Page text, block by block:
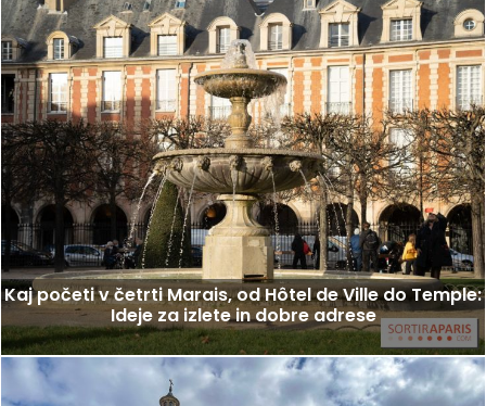
Kaj početi v četrti Marais, od Hôtel de Ville do Temple:
Ideje za izlete in dobre adrese